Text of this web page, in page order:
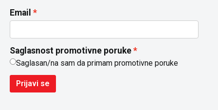
Email
Saglasnost promotivne poruke
Saglasan/na sam da primam promotivne poruke
Prijavi se